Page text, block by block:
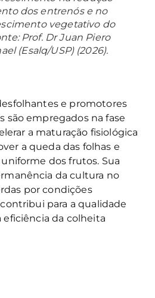
dos entrenós e no
vegetativo do
Prof. Dr Juan Piero
(Esalq/USP) (2026).
e promotores
são empregados na fase
a maturação fisiológica
a queda das folhas e
dos frutos. Sua
da cultura no
por condições
para a qualidade
eficiência da colheita